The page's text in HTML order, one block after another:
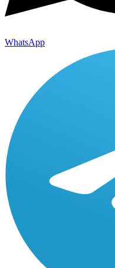
WhatsApp